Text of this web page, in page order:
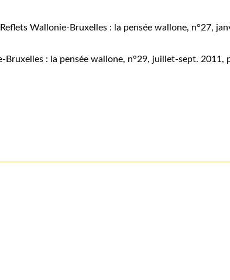
Wallonie-Bruxelles : la pensée wallone, n°27,
: la pensée wallone, n°29, juillet-sept. 2011,